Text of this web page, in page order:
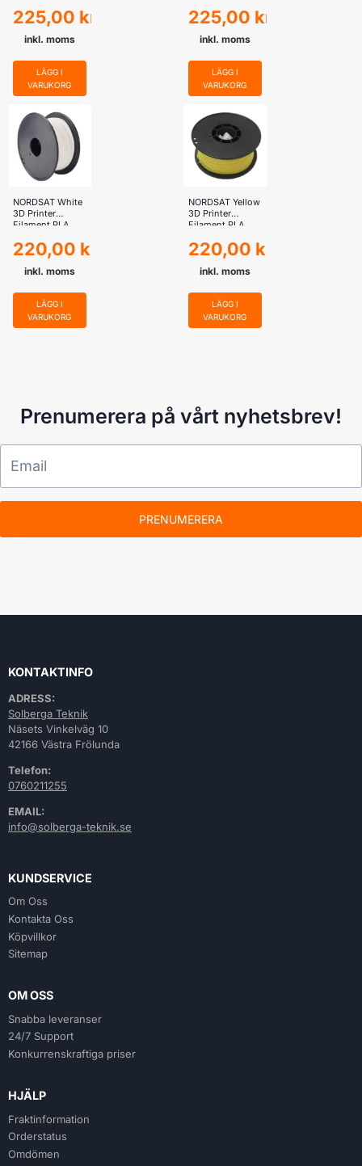
Diameter
225,00 kr
inkl. moms
LÄGG I
VARUKORG
Diameter
225,00 kr
inkl. moms
LÄGG I
VARUKORG
NORDSAT White
3D Printer
Filament PLA
Diameter
220,00 kr
inkl. moms
LÄGG I
VARUKORG
NORDSAT Yellow
3D Printer
Filament PLA
Diameter
220,00 kr
inkl. moms
LÄGG I
VARUKORG
Prenumerera på vårt nyhetsbrev!
PRENUMERERA
KONTAKTINFO
ADRESS:
Solberga Teknik
Näsets Vinkelväg 10
42166 Västra Frölunda
Telefon:
0760211255
EMAIL:
info@solberga-teknik.se
KUNDSERVICE
Om Oss
Kontakta Oss
Köpvillkor
Sitemap
OM OSS
Snabba leveranser
24/7 Support
Konkurrenskraftiga priser
HJÄLP
Fraktinformation
Orderstatus
Omdömen